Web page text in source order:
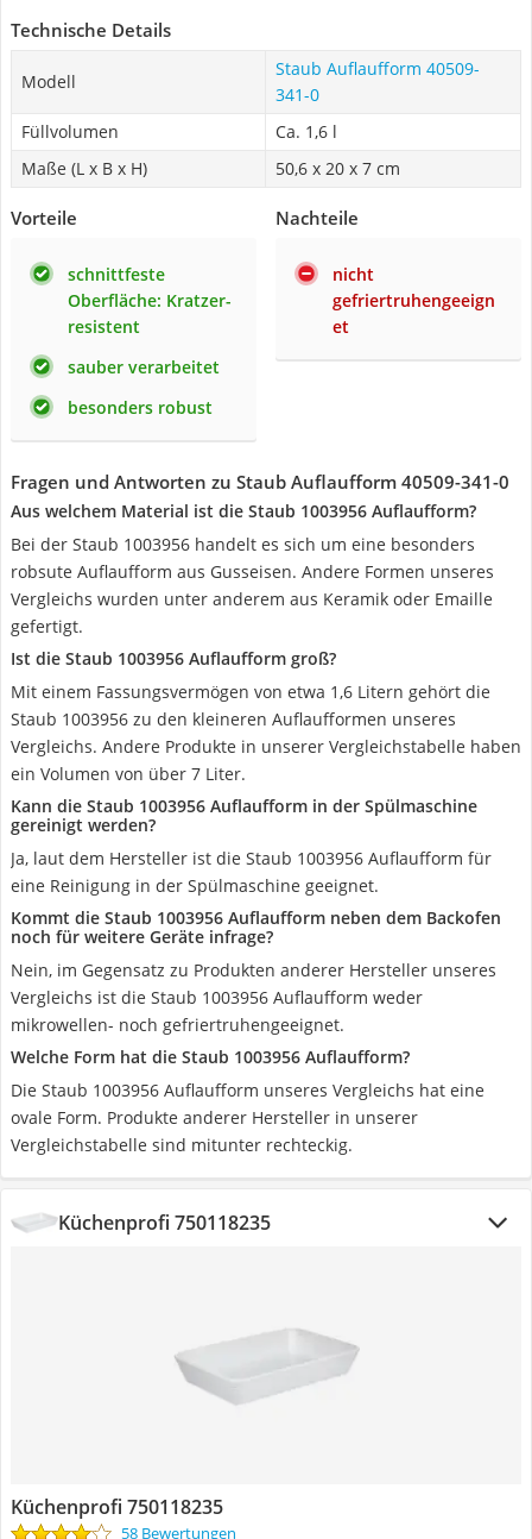
Technische Details
Modell
Staub Auflaufform 40509-
341-0
Füllvolumen
Ca. 1,6 l
Maße (L x B x H)
50,6 x 20 x 7 cm
Vorteile
schnittfeste
Oberfläche: Kratzer-
resistent
sauber verarbeitet
besonders robust
Nachteile
nicht
gefriertruhengeeign
et
Fragen und Antworten zu Staub Auflaufform 40509-341-0
Aus welchem Material ist die Staub 1003956 Auflaufform?
Bei der Staub 1003956 handelt es sich um eine besonders
robsute Auflaufform aus Gusseisen. Andere Formen unseres
Vergleichs wurden unter anderem aus Keramik oder Emaille
gefertigt.
Ist die Staub 1003956 Auflaufform groß?
Mit einem Fassungsvermögen von etwa 1,6 Litern gehört die
Staub 1003956 zu den kleineren Auflaufformen unseres
Vergleichs. Andere Produkte in unserer Vergleichstabelle haben
ein Volumen von über 7 Liter.
Kann die Staub 1003956 Auflaufform in der Spülmaschine
gereinigt werden?
Ja, laut dem Hersteller ist die Staub 1003956 Auflaufform für
eine Reinigung in der Spülmaschine geeignet.
Kommt die Staub 1003956 Auflaufform neben dem Backofen
noch für weitere Geräte infrage?
Nein, im Gegensatz zu Produkten anderer Hersteller unseres
Vergleichs ist die Staub 1003956 Auflaufform weder
mikrowellen- noch gefriertruhengeeignet.
Welche Form hat die Staub 1003956 Auflaufform?
Die Staub 1003956 Auflaufform unseres Vergleichs hat eine
ovale Form. Produkte anderer Hersteller in unserer
Vergleichstabelle sind mitunter rechteckig.
Küchenprofi 750118235
Küchenprofi 750118235
58 Bewertungen